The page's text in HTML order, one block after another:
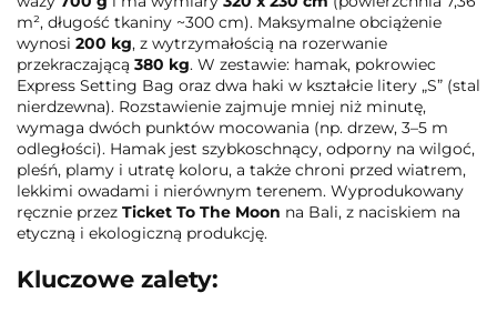
m², długość tkaniny ~300 cm). Maksymalne obciążenie
wynosi 200 kg, z wytrzymałością na rozerwanie
przekraczającą 380 kg. W zestawie: hamak, pokrowiec
Express Setting Bag oraz dwa haki w kształcie litery „S” (stal
nierdzewna). Rozstawienie zajmuje mniej niż minutę,
wymaga dwóch punktów mocowania (np. drzew, 3–5 m
odległości). Hamak jest szybkoschnący, odporny na wilgoć,
pleśń, plamy i utratę koloru, a także chroni przed wiatrem,
lekkimi owadami i nierównym terenem. Wyprodukowany
ręcznie przez Ticket To The Moon na Bali, z naciskiem na
etyczną i ekologiczną produkcję.
Kluczowe zalety: